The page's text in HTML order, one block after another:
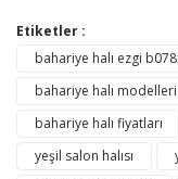
Etiketler :
bahariye halı ezgi
bahariye halı modelleri
bahariye halı fiyatları
yeşil salon halısı